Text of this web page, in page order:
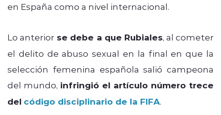
en España como a nivel internacional.
Lo anterior se debe a que Rubiales, al cometer
el delito de abuso sexual en la final en que la
selección femenina española salió campeona
del mundo, infringió el artículo número trece
del código disciplinario de la FIFA.